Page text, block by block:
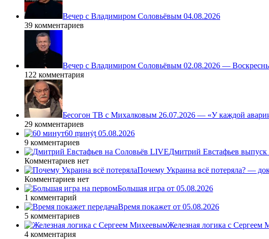
Вечер с Владимиром Соловьёвым 04.08.2026
39 комментариев
Вечер с Владимиром Соловьёвым 02.08.2026 —
122 комментария
Бесогон ТВ с Михалковым 26.07.2026 — «У каждой
29 комментариев
60 ṃинẏƫ 05.08.2026
9 комментариев
Дмитрий Евстафьев
Комментариев нет
Почему Украина всё потеряла? —
Комментариев нет
Большая игра от 05.08.2026
1 комментарий
Время покажет от 05.08.2026
5 комментариев
Железная логика с Сергеем
4 комментария